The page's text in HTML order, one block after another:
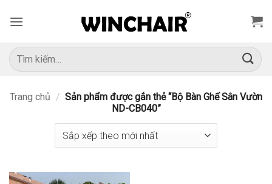
qua
dung
Tìm
kiếm:
Trang chủ / Sản phẩm được gắn thẻ “Bộ Bàn Ghế Sân Vườn
ND-CB040”